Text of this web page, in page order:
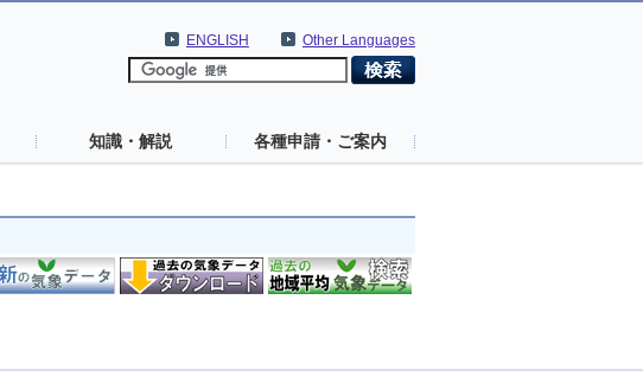
Other Languages
ENGLISH
知識・解説 各種申請・ご案内